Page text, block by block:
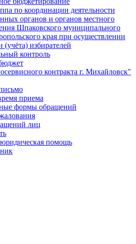
по координации деятельности
органов и органов местного
Шпаковского муниципального
края при осуществлении
(учёта) избирателей
контроль
контракта г. Михайловск"
приема
формы обращений
лиц
юридическая помощь